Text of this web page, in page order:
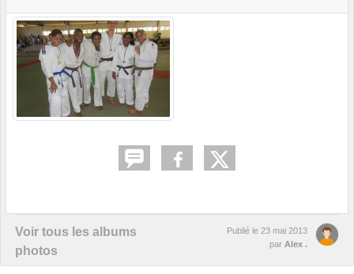
Voir tous les albums
photos
Publié le 23 mai 2013
par Alex .